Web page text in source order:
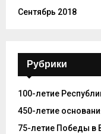
Сентябрь 2018
Рубрики
100-летие
450-летие
75-летие Победы в